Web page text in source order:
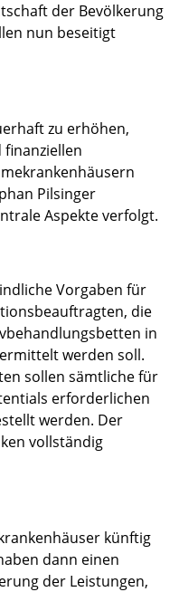
der Bevölkerung
nun beseitigt
zu erhöhen,
Pilsinger
Aspekte verfolgt.
Vorgaben für
die
in
werden soll.
sollen sämtliche für
erforderlichen
werden. Der
vollständig
künftig
dann einen
der Leistungen,